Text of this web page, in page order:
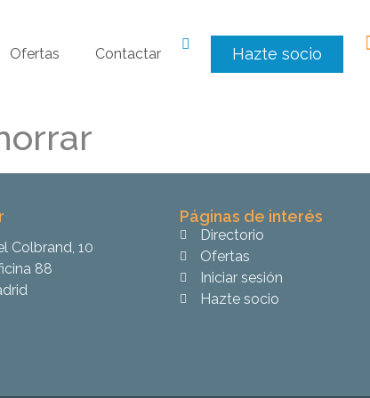
Ofertas Contactar Hazte socio
Colbrand, 10
88
Páginas de interés
Directorio
Ofertas
Iniciar sesión
Hazte socio